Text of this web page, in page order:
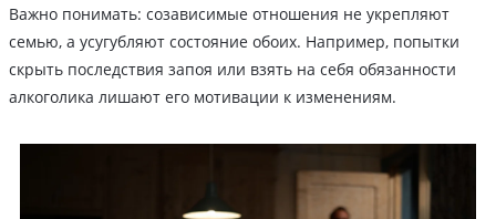
Важно понимать: созависимые отношения не укрепляют
семью, а усугубляют состояние обоих. Например, попытки
скрыть последствия запоя или взять на себя обязанности
алкоголика лишают его мотивации к изменениям.